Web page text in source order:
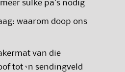
sulke pa’s nodig
waarom doop ons
van die
tot ‘n sendingveld